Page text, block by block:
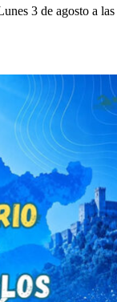
3 de agosto a las